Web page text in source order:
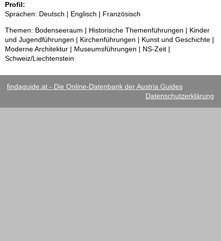
Profil:
Sprachen: Deutsch | Englisch | Französisch
Themen: Bodenseeraum | Historische Themenführungen | Kinder
und Jugendführungen | Kirchenführungen | Kunst und Geschichte |
Moderne Architektur | Museumsführungen | NS-Zeit |
Schweiz/Liechtenstein
findaguide.at - Die Online-Datenbank der Austria Guides
Datenschutzerklärung